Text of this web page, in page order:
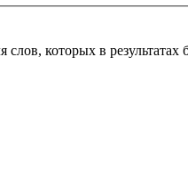
слов, которых в